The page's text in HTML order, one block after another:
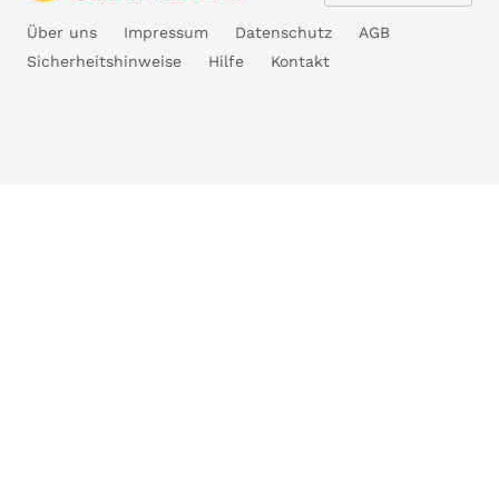
Über uns Impressum Datenschutz
AGB
Sicherheitshinweise
Hilfe Kontakt